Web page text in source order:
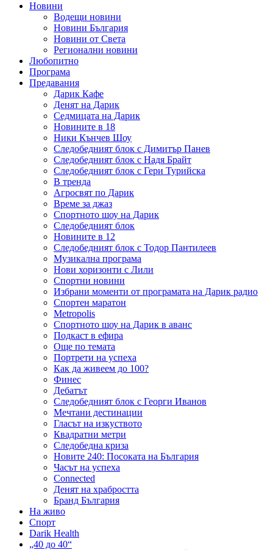
Новини
Водещи новини
Новини България
Новини от Света
Регионални новини
Любопитно
Програма
Предавания
Дарик Кафе
Денят на Дарик
Седмицата на Дарик
Новините в 18
Ники Кънчев Шоу
Следобедният блок с Димитър Панев
Следобедният блок с Надя Брайт
Следобедният блок с Гери Турийска
В тренда
Агросвят по Дарик
Време за джаз
Спортното шоу на Дарик
Следобедният блок
Новините в 12
Следобедният блок с Тодор Пантилеев
Музикална програма
Нови хоризонти с Лили
Спортни новини
Избрани моменти от програмата на Дарик радио
Спортен маратон
Metropolis
Спортното шоу на Дарик в аванс
Подкаст в ефира
Още по темата
Портрети на успеха
Как да живеем до 100?
Финес
Дебатът
Следобедният блок с Георги Иванов
Мечтани дестинации
Гласът на изкуството
Квадратни метри
Следобедна криза
Новите 240: Посоката на България
Часът на успеха
Connected
Денят на храбростта
Бранд България
На живо
Спорт
Darik Health
„40 до 40“